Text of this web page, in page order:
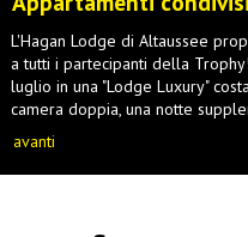
L'Hagan Lodge di Altaussee
a tutti i partecipanti della
luglio in una "Lodge Luxury"
camera doppia, una notte
avanti